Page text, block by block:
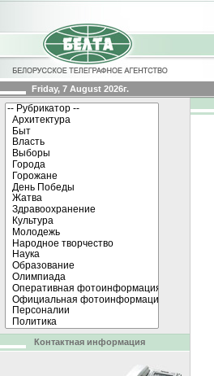
Friday, 7 August 2026г.
Контактная информация